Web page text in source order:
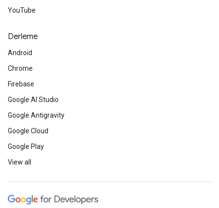
YouTube
Derleme
Android
Chrome
Firebase
Google AI Studio
Google Antigravity
Google Cloud
Google Play
View all